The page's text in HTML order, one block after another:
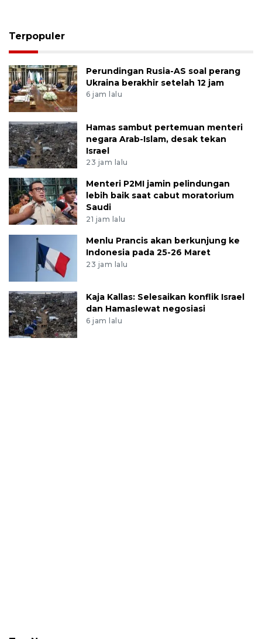
Terpopuler
Perundingan Rusia-AS soal perang
Ukraina berakhir setelah 12 jam
6 jam lalu
Hamas sambut pertemuan menteri
negara Arab-Islam, desak tekan
Israel
23 jam lalu
Menteri P2MI jamin pelindungan
lebih baik saat cabut moratorium
Saudi
21 jam lalu
Menlu Prancis akan berkunjung ke
Indonesia pada 25-26 Maret
23 jam lalu
Kaja Kallas: Selesaikan konflik Israel
dan Hamaslewat negosiasi
6 jam lalu